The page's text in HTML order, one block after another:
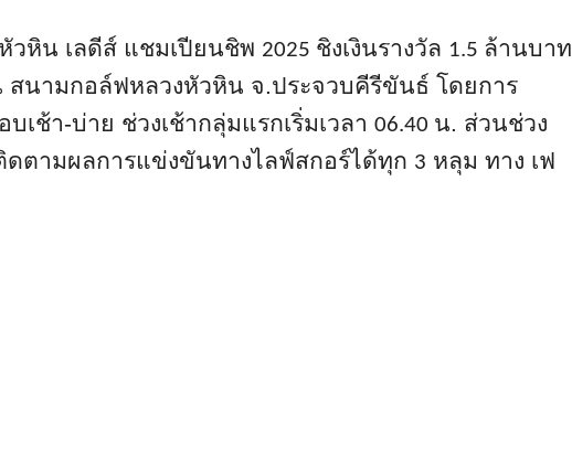
วหิน เลดีส์ แชมเปียนชิพ 2025 ชิงเงินรางวัล 1.5 ล้านบาท
นามกอล์ฟหลวงหัวหิน จ.ประจวบคีรีขันธ์ โดยการ
เช้า-บ่าย ช่วงเช้ากลุ่มแรกเริ่มเวลา 06.40 น. ส่วนช่วง
ดตามผลการแข่งขันทางไลฟ์สกอร์ได้ทุก 3 หลุม ทาง เฟ